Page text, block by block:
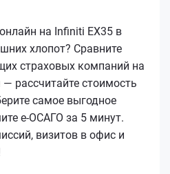
на Infiniti EX35 в
хлопот? Сравните
страховых компаний на
— рассчитайте стоимость
самое выгодное
е‑ОСАГО за 5 минут.
визитов в офис и